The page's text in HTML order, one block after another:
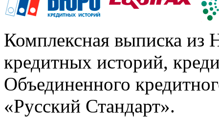
Комплексная выписка из
кредитных историй,
Объединенного
«Русский Стандарт».